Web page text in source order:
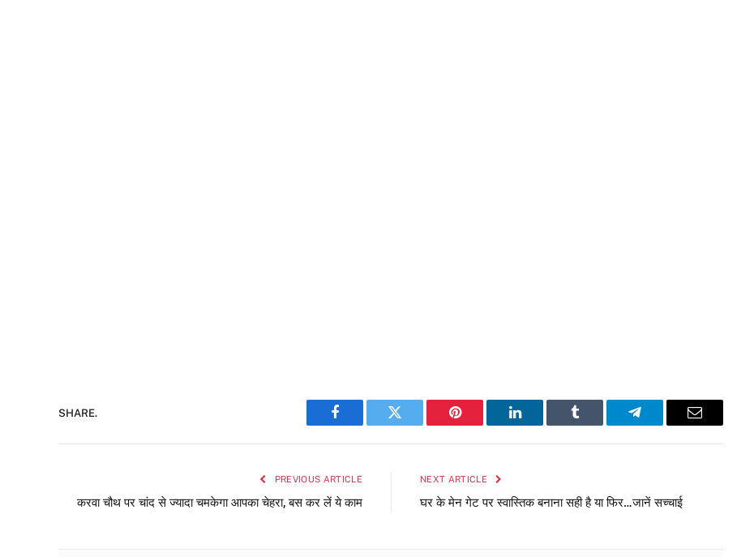
SHARE.
Facebook Twitter Pinterest LinkedIn Tumblr Telegram Email
PREVIOUS ARTICLE
करवा चौथ पर चांद से ज्यादा चमकेगा आपका चेहरा, बस कर लें ये काम
NEXT ARTICLE
घर के मेन गेट पर स्वास्तिक बनाना सही है या फिर…जानें सच्चाई